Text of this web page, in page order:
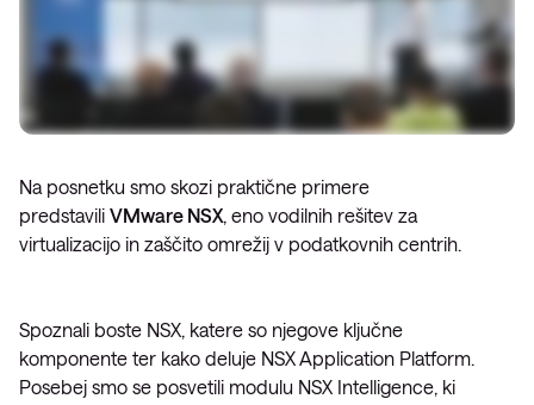
Na posnetku smo skozi praktične primere
predstavili VMware NSX, eno vodilnih rešitev za
virtualizacijo in zaščito omrežij v podatkovnih centrih.
Spoznali boste NSX, katere so njegove ključne
komponente ter kako deluje NSX Application Platform.
Posebej smo se posvetili modulu NSX Intelligence, ki